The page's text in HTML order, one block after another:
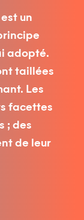
un
adopté.
taillées
Les
facettes
; des
de leur